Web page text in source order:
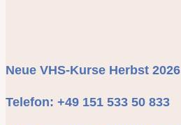
Neue VHS-Kurse Herbst 2026
Telefon: +49 151 533 50 833